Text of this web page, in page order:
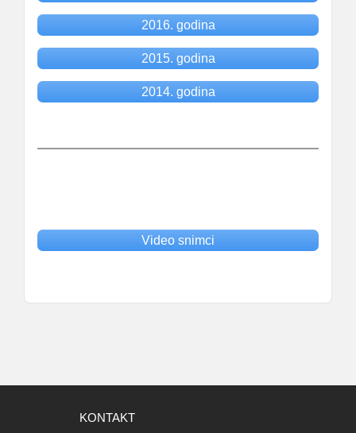
2016. godina
2015. godina
2014. godina
Video snimci
KONTAKT